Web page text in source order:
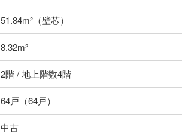
51.84m2 （壁芯）
8.32m2
2階 / 地上階数4階
64戸（64戸）
中古